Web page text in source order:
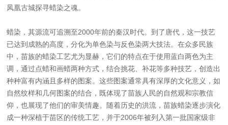
凤凰古城探寻蜡染之魂。
蜡染，其源流可追溯至2000年前的秦汉时代。到了唐代，这一技艺
已达到成熟的高度，分化为单色染与反色染两大技法。在众多民族
中，苗族的蜡染工艺尤为显赫，它们的特点在于使用蓝白两色为主
调，通过点蜡和画蜡两种方式，结合挑花、补花等多种技艺，创造出
种种富有内涵且多样的图案。这些图案通常具有深厚的文化意义，如
自然纹样和几何图案的结合，既体现了苗族人民的自然观和宗教信
仰，也展现了他们的审美情趣。随着历史的洪流，苗族蜡染逐步演化
成一种深植于苗区的传统工艺，并于2006年被列入第一批国家级非